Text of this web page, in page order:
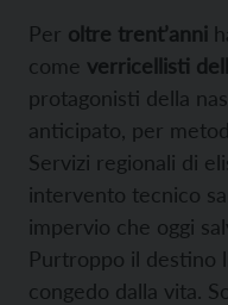
Per oltre trent’anni
come verricellisti
protagonisti della
anticipato, per
Servizi regionali di
intervento tecnico
impervio che oggi
Purtroppo il destino
congedo dalla vita.